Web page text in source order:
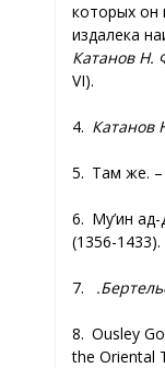
которых он
издалека
Катанов Н.
VI).
4. Катанов
5. Там же. –
6. Му’ин
(1356-1433).
7.
8. Ousley
the Oriental